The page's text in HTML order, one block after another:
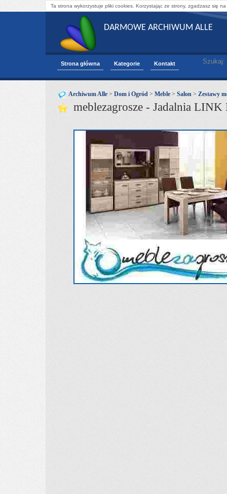
Ta strona wykorzystuje pliki cookies. Korzystając ze strony, zgadzasz się
DARMOWE ARCHIWUM ALLE
Strona główna Kategorie Kontakt Szukaj:
Archiwum Alle > Dom i Ogród > Meble > Salon > Zestawy
meblezagrosze - Jadalnia